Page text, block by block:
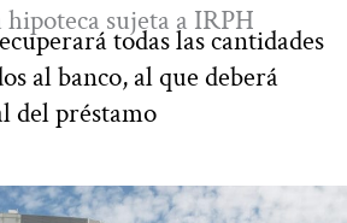
sujeta a IRPH
todas las cantidades
al banco, al que deberá
del préstamo